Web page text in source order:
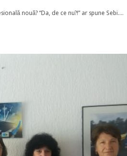
nouă? “Da, de ce nu?!” ar spune Sebi....